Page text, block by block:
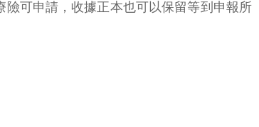
可申請，收據正本也可以保留等到申報所